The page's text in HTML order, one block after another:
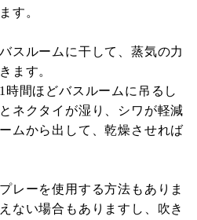
す。
スルームに干して、蒸気の力
ます。
間ほどバスルームに吊るし
ネクタイが湿り、シワが軽減
ムから出して、乾燥させれば
レーを使用する方法もありま
ない場合もありますし、吹き